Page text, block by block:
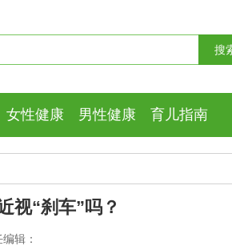
女性健康 男性健康 育儿指南
视“刹车”吗？
辑：